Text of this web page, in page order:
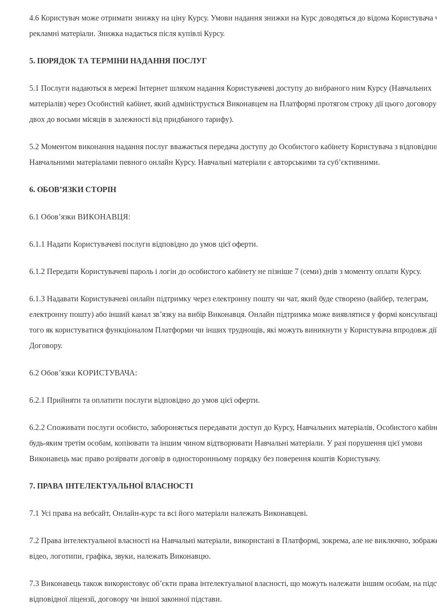
4.6 Користувач може отримати знижку на ціну Курсу. Умови надання знижки на Курс доводяться до відома Користувача
рекламні матеріали. Знижка надається після купівлі Курсу.
5. ПОРЯДОК ТА ТЕРМІНИ НАДАННЯ ПОСЛУГ
5.1 Послуги надаються в мережі Інтернет шляхом надання Користувачеві доступу до вибраного ним Курсу (Навчальних
матеріалів) через Особистий кабінет, який адмініструється Виконавцем на Платформі протягом строку дії цього
двох до восьми місяців в залежності від придбаного тарифу).
5.2 Моментом виконання надання послуг вважається передача доступу до Особистого кабінету Користувача з
Навчальними матеріалами певного онлайн Курсу. Навчальні матеріали є авторськими та суб’єктивними.
6. ОБОВ’ЯЗКИ СТОРІН
6.1 Обов’язки ВИКОНАВЦЯ:
6.1.1 Надати Користувачеві послуги відповідно до умов цієї оферти.
6.1.2 Передати Користувачеві пароль і логін до особистого кабінету не пізніше 7 (семи) днів з моменту оплати Курсу.
6.1.3 Надавати Користувачеві онлайн підтримку через електронну пошту чи чат, який буде створено (вайбер, телеграм,
електронну пошту) або інший канал зв’язку на вибір Виконавця. Онлайн підтримка може виявлятися у формі
того як користуватися функціоналом Платформи чи інших труднощів, які можуть виникнути у Користувача впродовж дії
Договору.
6.2 Обов’язки КОРИСТУВАЧА:
6.2.1 Прийняти та оплатити послуги відповідно до умов цієї оферти.
6.2.2 Споживати послуги особисто, забороняється передавати доступ до Курсу, Навчальних матеріалів, Особистого
будь-яким третім особам, копіювати та іншим чином відтворювати Навчальні матеріали. У разі порушення цієї умови
Виконавець має право розірвати договір в односторонньому порядку без поверення коштів Користувачу.
7. ПРАВА ІНТЕЛЕКТУАЛЬНОЇ ВЛАСНОСТІ
7.1 Усі права на вебсайт, Онлайн-курс та всі його матеріали належать Виконавцеві.
7.2 Права інтелектуальної власності на Навчальні матеріали, використані в Платформі, зокрема, але не виключно,
відео, логотипи, графіка, звуки, належать Виконавцю.
7.3 Виконавець також використовує об’єкти права інтелектуальної власності, що можуть належати іншим особам, на
відповідної ліцензії, договору чи іншої законної підстави.